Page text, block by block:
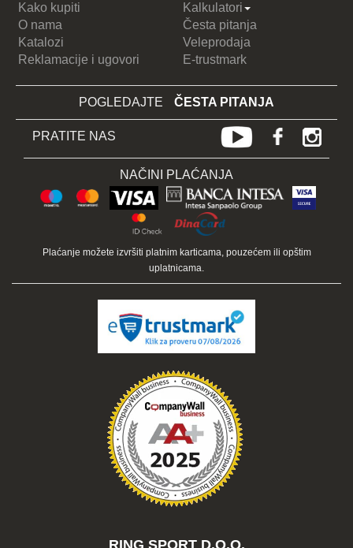
Kako kupiti
Kalkulatori
O nama
Česta pitanja
Katalozi
Veleprodaja
Reklamacije i ugovori
E-trustmark
POGLEDAJTE ČESTA PITANJA
PRATITE NAS
NAČINI PLAĆANJA
Plaćanje možete izvršiti platnim karticama, pouzećem ili opštim
uplatnicama.
RING SPORT D.O.O.